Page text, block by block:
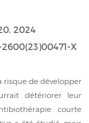
2024
X
risque de développer
détériorer leur
courte